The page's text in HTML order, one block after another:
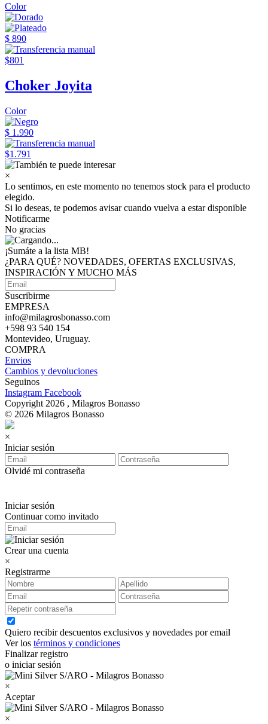
Color
$ 890
$801
Choker Joyita
Color
$ 1.990
$1.791
×
Lo sentimos, en este momento no tenemos stock para el producto
elegido.
Si lo deseas, te podemos avisar cuando vuelva a estar disponible
Notificarme
No gracias
¡Sumáte a la lista MB!
¿PARA QUÉ? NOVEDADES, OFERTAS EXCLUSIVAS,
INSPIRACIÓN Y MUCHO MÁS
Suscribirme
EMPRESA
info@milagrosbonasso.com
+598 93 540 154
Montevideo, Uruguay.
COMPRA
Envios
Cambios y devoluciones
Seguinos
Instagram Facebook
Copyright 2026 , Milagros Bonasso
© 2026 Milagros Bonasso
×
Iniciar sesión
Olvidé mi contraseña
Iniciar sesión
Continuar como invitado
Crear una cuenta
×
Registrarme
Quiero recibir descuentos exclusivos y novedades por email
Ver los términos y condiciones
Finalizar registro
o iniciar sesión
×
Aceptar
×